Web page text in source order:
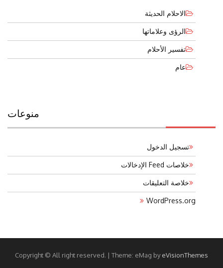
الاحلام الحديثة
الرؤى وعلاماتها
تفسير الأحلام
عام
منوعات
تسجيل الدخول
خلاصات Feed الإدخالات
خلاصة التعليقات
WordPress.org
Copyright © All right reserved. | Theme: eMag byeVisionThemes